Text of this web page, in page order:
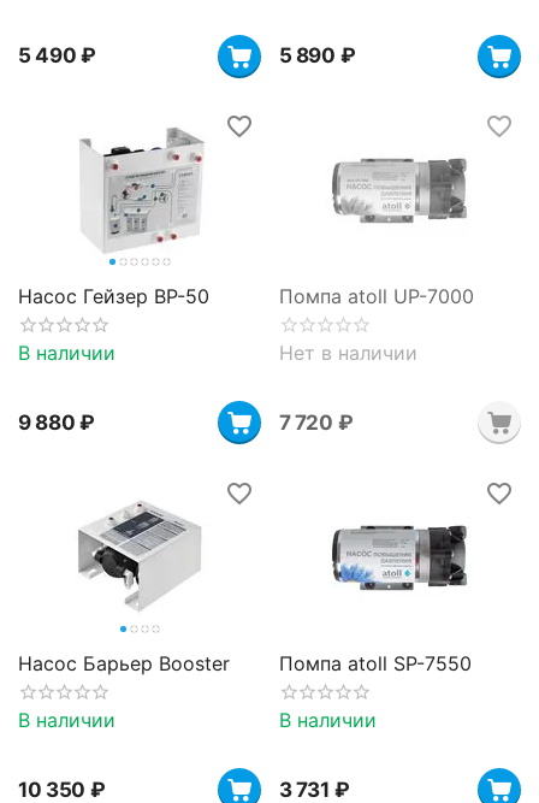
5 490 ₽ 5 890 ₽
Насос Гейзер BP-50
В наличии
9 880 ₽
Помпа atoll UP-7000
Нет в наличии
7 720 ₽
Насос Барьер Booster
В наличии
10 350 ₽
Помпа atoll SP-7550
В наличии
3 731 ₽